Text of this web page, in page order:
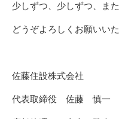
少しずつ、少しずつ、ま
どうぞよろしくお願いいた
佐藤住設株式会社
代表取締役 佐藤 慎一